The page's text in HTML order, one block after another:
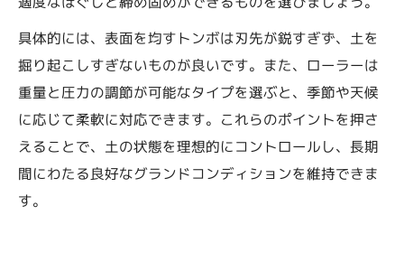
具体的には、表面を均すトンボは刃先が鋭すぎず、土を
掘り起こしすぎないものが良いです。また、ローラーは
重量と圧力の調節が可能なタイプを選ぶと、季節や天候
に応じて柔軟に対応できます。これらのポイントを押さ
えることで、土の状態を理想的にコントロールし、長期
間にわたる良好なグランドコンディションを維持できま
す。